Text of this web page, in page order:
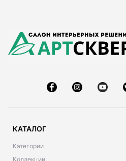
КАТАЛОГ
Категории
Коллекции